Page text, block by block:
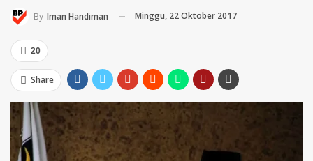
By Iman Handiman Minggu, 22 Oktober 2017
20
Share